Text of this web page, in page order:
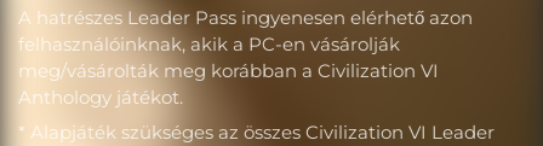
A hatrészes Leader Pass ingyenesen elérhető azon
felhasználóinknak, akik a PC-en vásárolják
meg/vásárolták meg korábban a Civilization VI
Anthology játékot.
* Alapjáték szükséges az összes Civilization VI Leader